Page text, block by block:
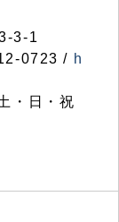
3-1
0723 / h
・日・祝